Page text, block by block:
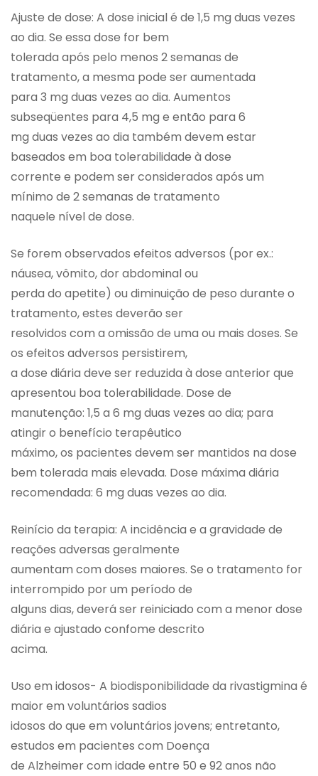
Ajuste de dose: A dose inicial é de 1,5 mg duas vezes
ao dia. Se essa dose for bem
tolerada após pelo menos 2 semanas de
tratamento, a mesma pode ser aumentada
para 3 mg duas vezes ao dia. Aumentos
subseqüentes para 4,5 mg e então para 6
mg duas vezes ao dia também devem estar
baseados em boa tolerabilidade à dose
corrente e podem ser considerados após um
mínimo de 2 semanas de tratamento
naquele nível de dose.
Se forem observados efeitos adversos (por ex.:
náusea, vômito, dor abdominal ou
perda do apetite) ou diminuição de peso durante o
tratamento, estes deverão ser
resolvidos com a omissão de uma ou mais doses. Se
os efeitos adversos persistirem,
a dose diária deve ser reduzida à dose anterior que
apresentou boa tolerabilidade. Dose de
manutenção: 1,5 a 6 mg duas vezes ao dia; para
atingir o benefício terapêutico
máximo, os pacientes devem ser mantidos na dose
bem tolerada mais elevada. Dose máxima diária
recomendada: 6 mg duas vezes ao dia.
Reinício da terapia: A incidência e a gravidade de
reações adversas geralmente
aumentam com doses maiores. Se o tratamento for
interrompido por um período de
alguns dias, deverá ser reiniciado com a menor dose
diária e ajustado confome descrito
acima.
Uso em idosos- A biodisponibilidade da rivastigmina é
maior em voluntários sadios
idosos do que em voluntários jovens; entretanto,
estudos em pacientes com Doença
de Alzheimer com idade entre 50 e 92 anos não